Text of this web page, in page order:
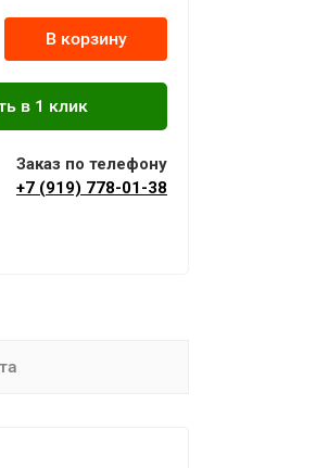
В корзину
Заказ по телефону
+7 (919) 778-01-38